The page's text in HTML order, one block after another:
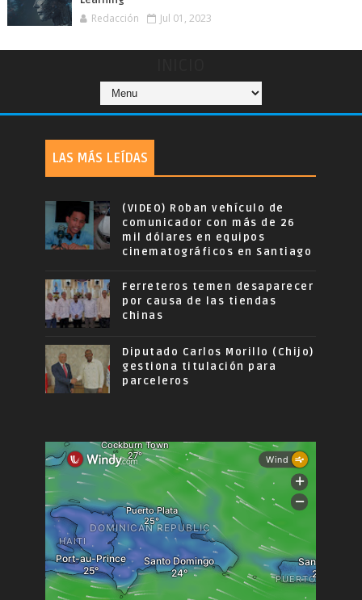
Redacción Jul 01, 2023
LAS MÁS LEÍDAS
(VIDEO) Roban vehículo de
comunicador con más de 26
mil dólares en equipos
cinematográficos en Santiago
Ferreteros temen desaparecer
por causa de las tiendas
chinas
Diputado Carlos Morillo (Chijo)
gestiona titulación para
parceleros